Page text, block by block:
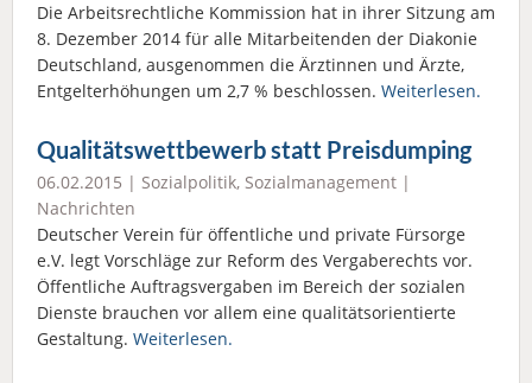
Die Arbeitsrechtliche Kommission hat in ihrer Sitzung am
8. Dezember 2014 für alle Mitarbeitenden der Diakonie
Deutschland, ausgenommen die Ärztinnen und Ärzte,
Entgelterhöhungen um 2,7 % beschlossen. Weiterlesen.
Qualitätswettbewerb statt Preisdumping
06.02.2015 | Sozialpolitik, Sozialmanagement |
Nachrichten
Deutscher Verein für öffentliche und private Fürsorge
e.V. legt Vorschläge zur Reform des Vergaberechts vor.
Öffentliche Auftragsvergaben im Bereich der sozialen
Dienste brauchen vor allem eine qualitätsorientierte
Gestaltung. Weiterlesen.